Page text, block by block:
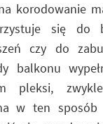
korodowanie
się do
czy do
balkonu
pleksi,
w ten sposób